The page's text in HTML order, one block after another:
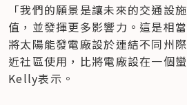
「我們的願景是讓未來的交通設
值，並發揮更多影響力。這是相
將太陽能發電廠設於連結不同州
近社區使用，比將電廠設在一個
Kelly表示。